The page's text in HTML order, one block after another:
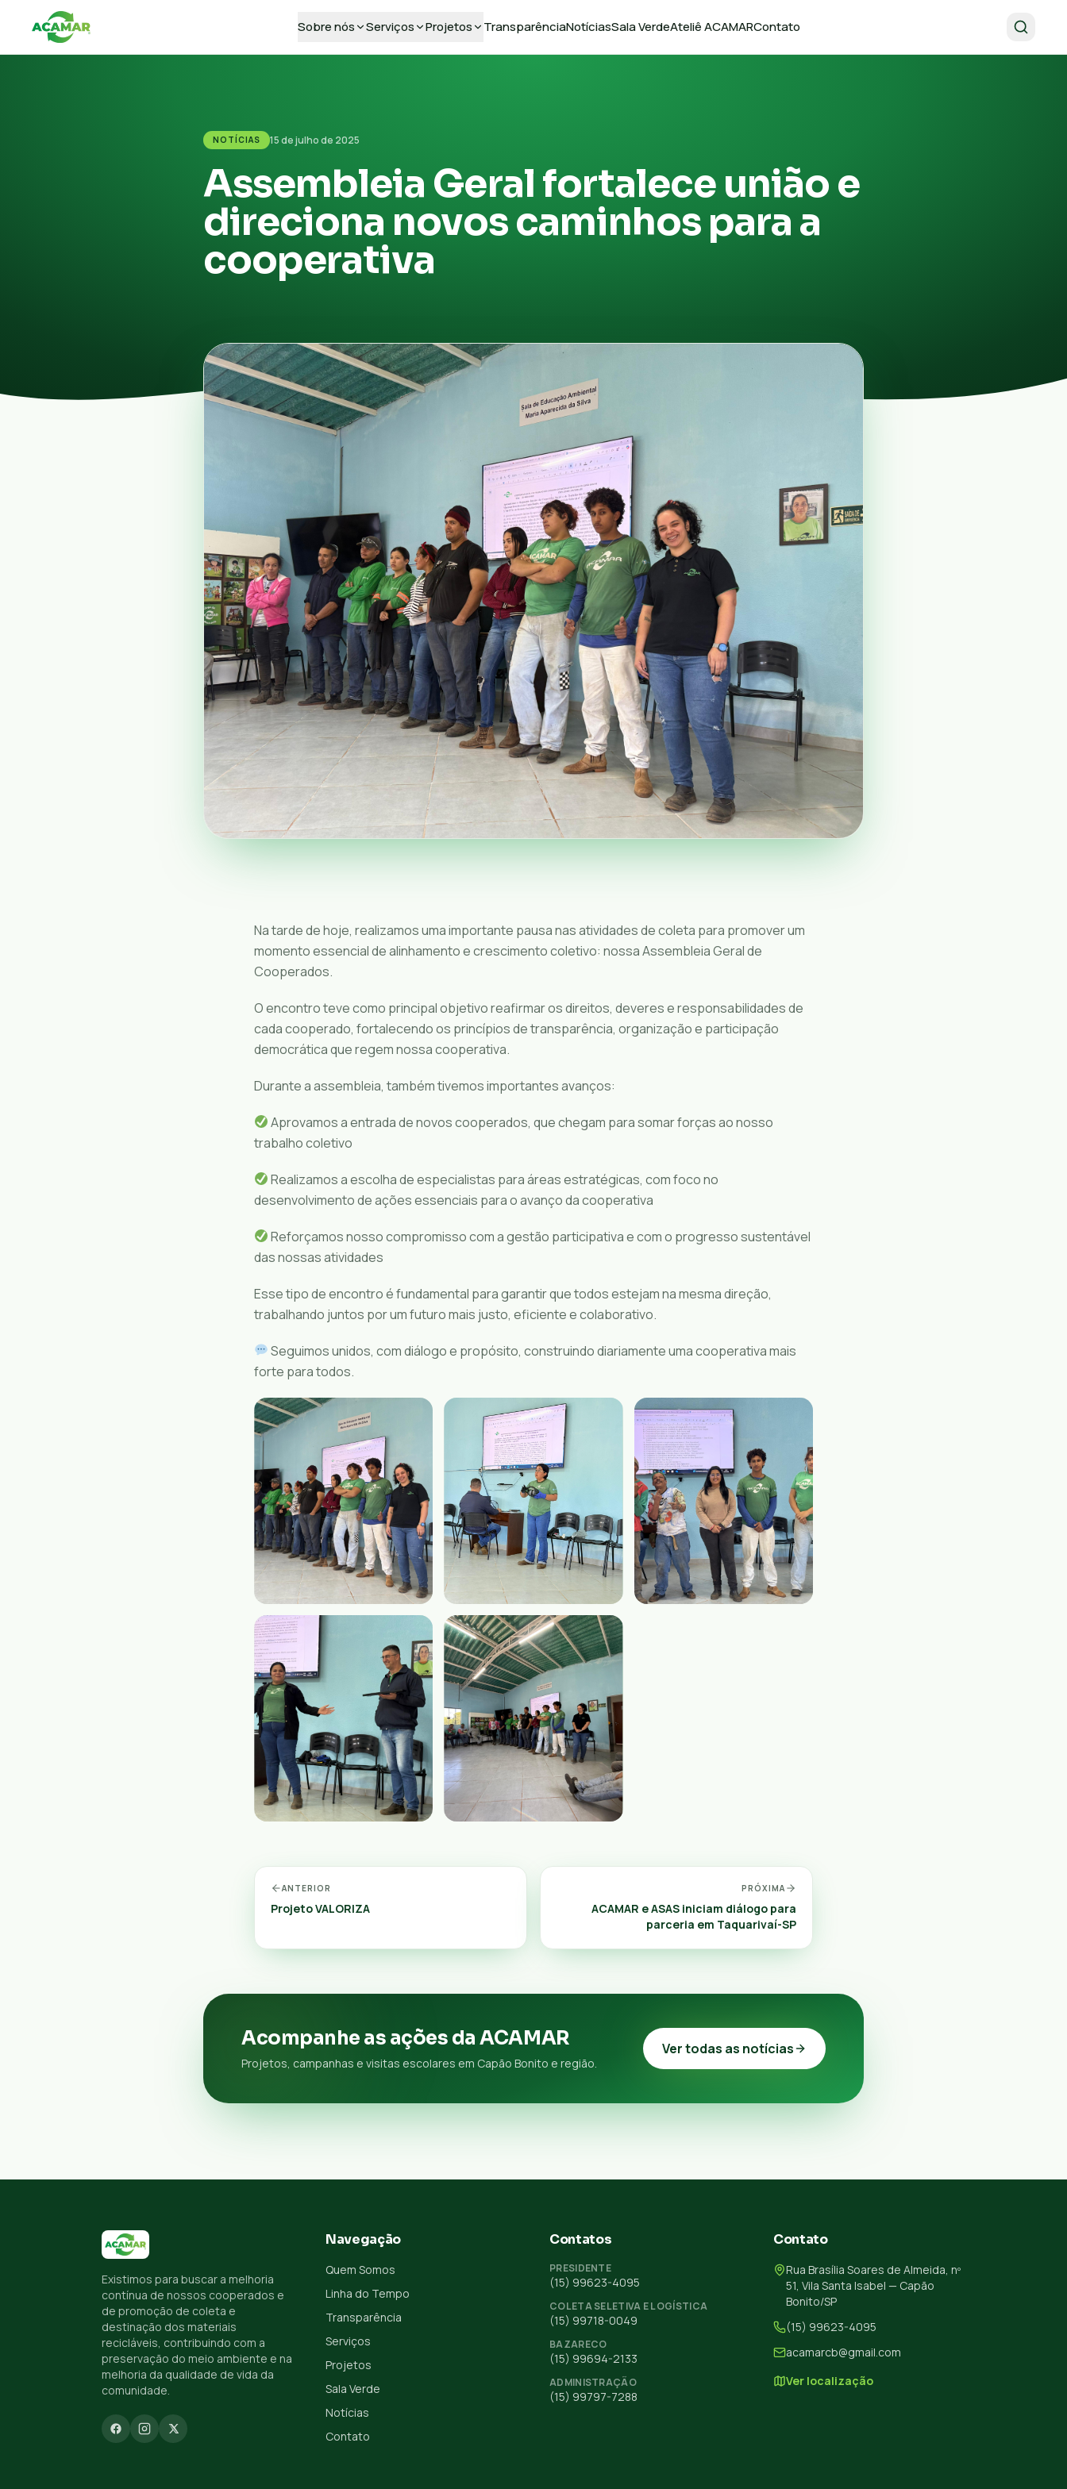
Sobre nós Serviços Projetos TransparênciaNotíciasSala VerdeAteliê ACAMARContato
NOTÍCIAS 15 de julho de 2025
Assembleia Geral fortalece união e
direciona novos caminhos para a
cooperativa
Na tarde de hoje, realizamos uma importante pausa nas atividades de coleta para promover um
momento essencial de alinhamento e crescimento coletivo: nossa Assembleia Geral de
Cooperados.
O encontro teve como principal objetivo reafirmar os direitos, deveres e responsabilidades de
cada cooperado, fortalecendo os princípios de transparência, organização e participação
democrática que regem nossa cooperativa.
Durante a assembleia, também tivemos importantes avanços:
Aprovamos a entrada de novos cooperados, que chegam para somar forças ao nosso
trabalho coletivo
Realizamos a escolha de especialistas para áreas estratégicas, com foco no
desenvolvimento de ações essenciais para o avanço da cooperativa
Reforçamos nosso compromisso com a gestão participativa e com o progresso sustentável
das nossas atividades
Esse tipo de encontro é fundamental para garantir que todos estejam na mesma direção,
trabalhando juntos por um futuro mais justo, eficiente e colaborativo.
Seguimos unidos, com diálogo e propósito, construindo diariamente uma cooperativa mais
forte para todos.
ANTERIOR
Projeto VALORIZA
PRÓXIMA
ACAMAR e ASAS iniciam diálogo para
parceria em Taquarivaí-SP
Acompanhe as ações da ACAMAR
Projetos, campanhas e visitas escolares em Capão Bonito e região.
Ver todas as notícias
Existimos para buscar a melhoria
contínua de nossos cooperados e
de promoção de coleta e
destinação dos materiais
recicláveis, contribuindo com a
preservação do meio ambiente e na
melhoria da qualidade de vida da
comunidade.
Navegação
Quem Somos
Linha do Tempo
Transparência
Serviços
Projetos
Sala Verde
Notícias
Contato
Contatos
PRESIDENTE
(15) 99623-4095
COLETA SELETIVA E LOGÍSTICA
(15) 99718-0049
BAZARECO
(15) 99694-2133
ADMINISTRAÇÃO
(15) 99797-7288
Contato
Rua Brasília Soares de Almeida, nº
51, Vila Santa Isabel — Capão
Bonito/SP
(15) 99623-4095
acamarcb@gmail.com
Ver localização